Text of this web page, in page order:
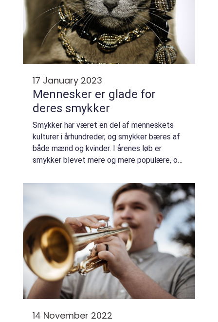
17 January 2023
Mennesker er glade for
deres smykker
Smykker har været en del af menneskets
kulturer i århundreder, og smykker bæres af
både mænd og kvinder. I årenes løb er
smykker blevet mere og mere populære, og
smykker for at udtrykke deres individuelle
14 November 2022